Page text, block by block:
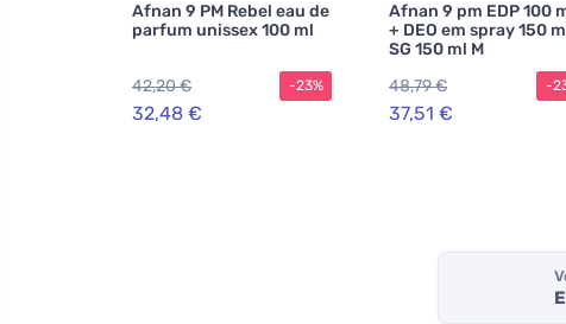
Afnan 9 PM Rebel eau de
parfum unissex 100 ml
42,20 €
32,48 €
-23%
Afnan 9 pm EDP 100
+ DEO em spray 150
SG 150 ml M
48,79 €
37,51 €
-